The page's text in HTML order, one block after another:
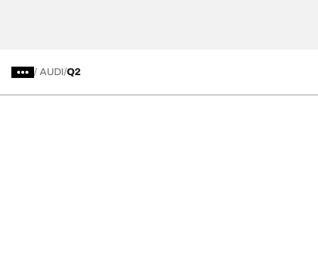
/ AUDI Q2